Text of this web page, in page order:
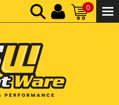
0
ΚΑΘΑΡΌ ΣΎΝΟΛΟ:
ΤΕΛΙΚΌ ΣΎΝΟΛΟ:0,00 €